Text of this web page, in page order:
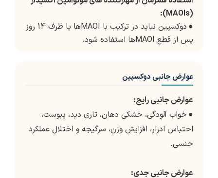
(MAOIs):
●
دوکسپین نباید در ترکیب با MAOIها یا ظرف 14 روز
پس از قطع MAOIها استفاده شود.
عوارض جانبی دوکسپین
عوارض جانبی رایج:
● خواب آلودگی، خشکی دهان، تاری دید، یبوست،
احتباس ادرار، افزایش وزن، سرگیجه و اختلال عملکرد
جنسی.
عوارض جانبی جدی: